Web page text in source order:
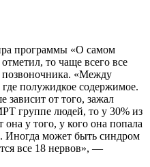
программы «О самом
то чаще всего все
«Между
полужидкое содержимое.
зависит от того, зажал
группе людей, то у 30% из
у того, у кого она попала
Иногда может быть синдром
все 18 нервов», —